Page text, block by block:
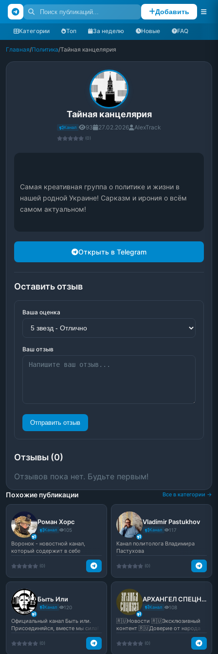
Добавить
Категории Топ За неделю Новые FAQ
Главная/Политика/Тайная канцелярия
Тайная канцелярия
Канал 93 27.02.2026 AlexTrack
(0)
Самая креативная группа о политике и жизни в
нашей родной Украине! Сарказм и ирония о всём
самом актуальном!
Открыть в Telegram
Оставить отзыв
Ваша оценка
Ваш отзыв
Отправить отзыв
Отзывы (0)
Отзывов пока нет. Будьте первым!
Похожие публикации Все в категории →
Роман Хорс
Канал 105
Воронок - новостной канал,
который содержит в себе
эксклюзивный контент! 🔥Све...
(0)
Vladimir Pastukhov
Канал 117
Канал политолога Владимира
Пастухова
(0)
Быть Или
Канал 120
Официальный канал Быть или.
Присоединяйся, вместе мы сила!
(0)
АРХАНГЕЛ СПЕЦНАЗА
Канал 108
🇷🇺Новости 🇷🇺Эксклюзивный
контент 🇷🇺Доверие от народа
(0)